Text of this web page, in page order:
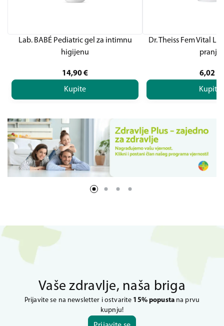
Lab. BABÉ Pediatric gel za intimnu
higijenu
14,90€
Kupite
Dr. Theiss Fem Vital
pranje
6,02
Kupite
Vaše zdravlje, naša briga
Prijavite se na newsletter i ostvarite 15% popustana prvu
kupnju!